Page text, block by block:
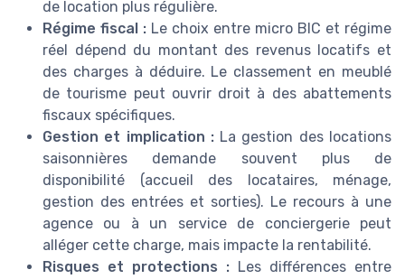
de location plus régulière.
Régime fiscal : Le choix entre micro BIC et régime
réel dépend du montant des revenus locatifs et
des charges à déduire. Le classement en meublé
de tourisme peut ouvrir droit à des abattements
fiscaux spécifiques.
Gestion et implication :La gestion des locations
saisonnières demande souvent plus de
disponibilité (accueil des locataires, ménage,
gestion des entrées et sorties). Le recours à une
agence ou à un service de conciergerie peut
alléger cette charge, mais impacte la rentabilité.
Risques et protections : Les différences entre